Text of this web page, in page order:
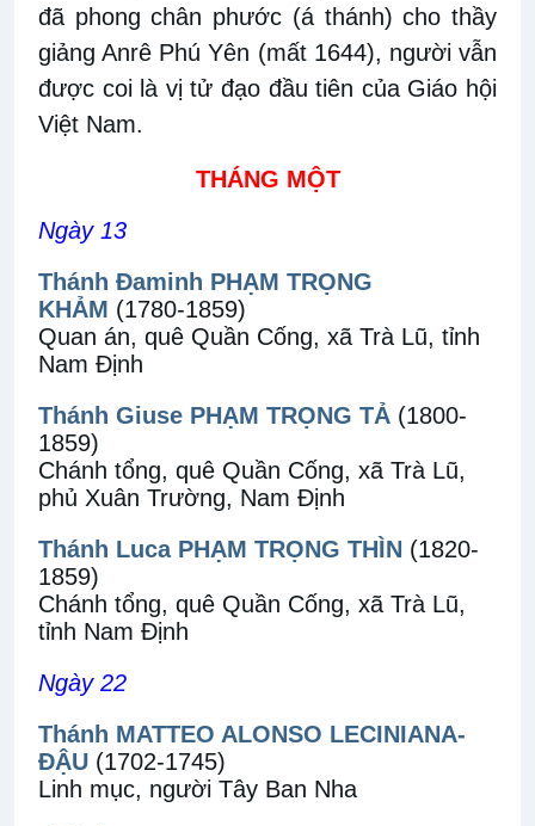
đã phong chân phước (á thánh) cho thầy
giảng Anrê Phú Yên (mất 1644), người vẫn
được coi là vị tử đạo đầu tiên của Giáo hội
Việt Nam.
THÁNG MỘT
Ngày 13
Thánh Đaminh PHẠM TRỌNG
KHẢM (1780-1859)
Quan án, quê Quần Cống, xã Trà Lũ, tỉnh
Nam Định
Thánh Giuse PHẠM TRỌNG TẢ (1800-
1859)
Chánh tổng, quê Quần Cống, xã Trà Lũ,
phủ Xuân Trường, Nam Định
Thánh Luca PHẠM TRỌNG THÌN (1820-
1859)
Chánh tổng, quê Quần Cống, xã Trà Lũ,
tỉnh Nam Định
Ngày 22
Thánh MATTEO ALONSO LECINIANA-
ĐẬU (1702-1745)
Linh mục, người Tây Ban Nha